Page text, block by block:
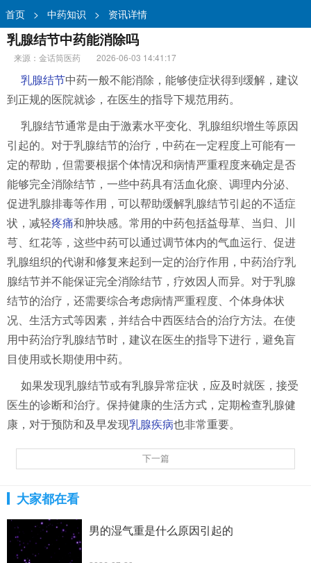
首页 > 中药知识 > 资讯详情
乳腺结节中药能消除吗
来源：金话筒医药
2026-06-03 14:41:17
乳腺结节中药一般不能消除，能够使症状得到缓解，建议
到正规的医院就诊，在医生的指导下规范用药。
乳腺结节通常是由于激素水平变化、乳腺组织增生等原因
引起的。对于乳腺结节的治疗，中药在一定程度上可能有一
定的帮助，但需要根据个体情况和病情严重程度来确定是否
能够完全消除结节，一些中药具有活血化瘀、调理内分泌、
促进乳腺排毒等作用，可以帮助缓解乳腺结节引起的不适症
状，减轻疼痛和肿块感。常用的中药包括益母草、当归、川
芎、红花等，这些中药可以通过调节体内的气血运行、促进
乳腺组织的代谢和修复来起到一定的治疗作用，中药治疗乳
腺结节并不能保证完全消除结节，疗效因人而异。对于乳腺
结节的治疗，还需要综合考虑病情严重程度、个体身体状
况、生活方式等因素，并结合中西医结合的治疗方法。在使
用中药治疗乳腺结节时，建议在医生的指导下进行，避免盲
目使用或长期使用中药。
如果发现乳腺结节或有乳腺异常症状，应及时就医，接受
医生的诊断和治疗。保持健康的生活方式，定期检查乳腺健
康，对于预防和及早发现乳腺疾病也非常重要。
下一篇
大家都在看
男的湿气重是什么原因引起的